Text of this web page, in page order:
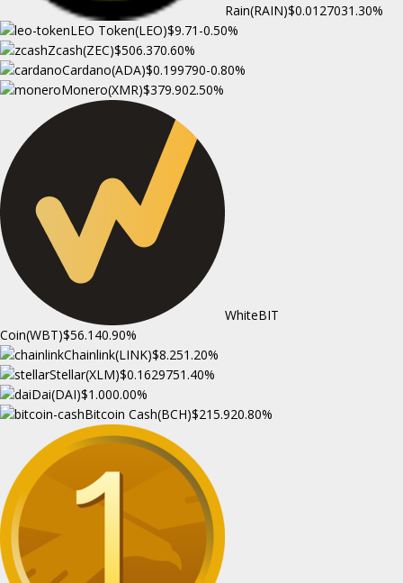
Rain(RAIN)$0.0127031.30%
LEO Token(LEO)$9.71 -0.50%
Zcash(ZEC)$506.370.60%
Cardano(ADA)$0.199790-0.80%
Monero(XMR)$379.902.50%
WhiteBIT
Coin(WBT)$56.140.90%
Chainlink(LINK)$8.251.20%
Stellar(XLM)$0.1629751.40%
Dai(DAI)$1.000.00%
Bitcoin Cash(BCH)$215.920.80%